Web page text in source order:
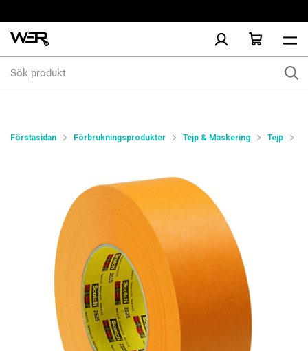
produkt
Förstasidan Förbrukningsprodukter Tejp & Maskering Tejp